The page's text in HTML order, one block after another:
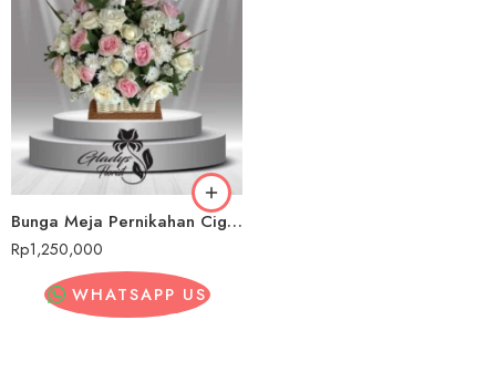
Bunga Meja Pernikahan Cigereleng
Rp1,250,000
WHATSAPP US